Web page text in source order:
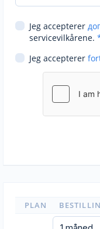
Jeg accepterer
servicevilkårene.
Jeg accepterer
PLAN